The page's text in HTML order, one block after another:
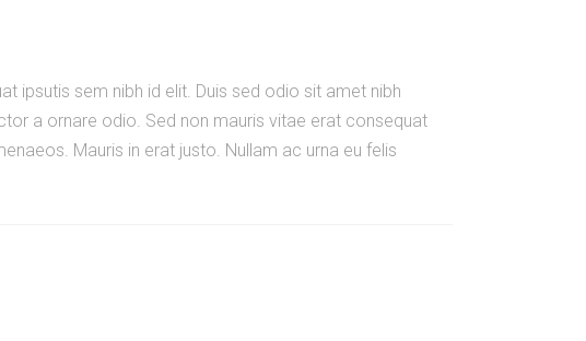
ipsutis sem nibh id elit. Duis sed odio sit amet nibh
a ornare odio. Sed non mauris vitae erat consequat
Mauris in erat justo. Nullam ac urna eu felis